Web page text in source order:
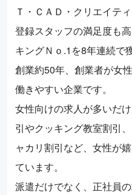
Ｔ・ＣＡＤ・クリエイテ
登録スタッフの満足度も
キングＮｏ.1を8年連続で
創業約50年、創業者が女
働きやすい企業です。
女性向けの求人が多いだ
引やクッキング教室割引
ャカリ割引など、女性が
ています。
派遣だけでなく、正社員